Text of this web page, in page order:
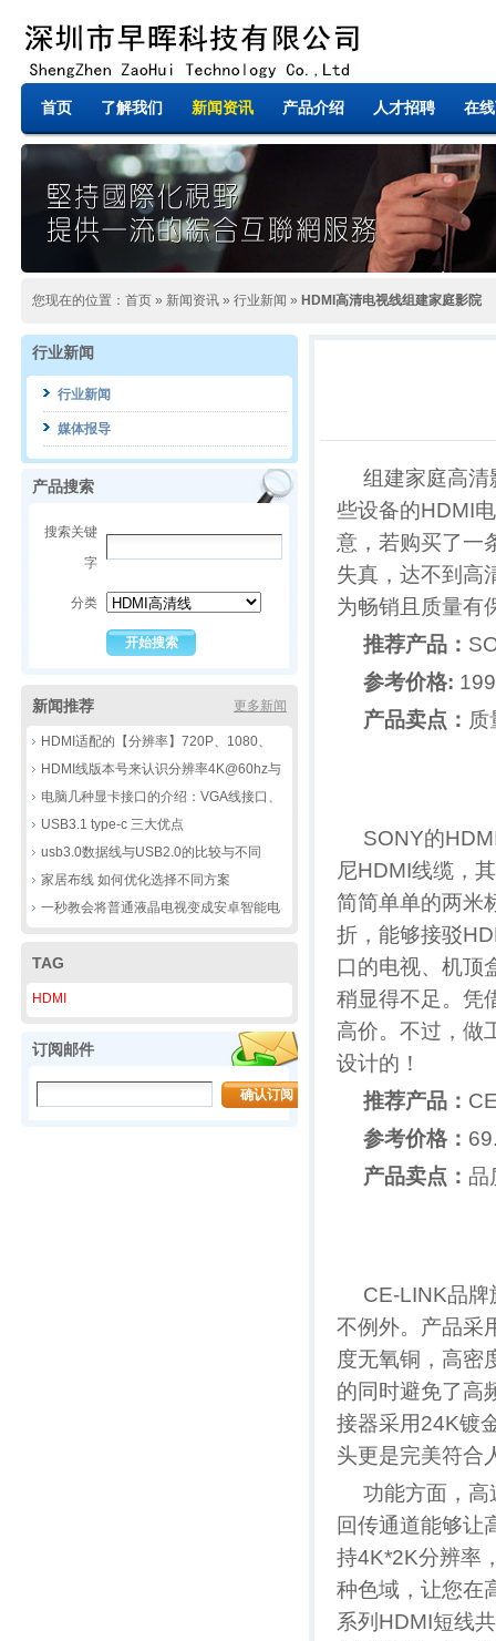
首页 了解我们 新闻资讯 产品介绍 人才招聘 在
您现在的位置： 首页 » 新闻资讯 » 行业新闻 » HDMI高清电视线组建家庭影院
行业新闻
行业新闻
媒体报导
产品搜索
搜索关键
字
分类
新闻推荐 更多新闻
HDMI适配的【分辨率】720P、1080、
4K，8k到底有那些不同
HDMI线版本号来认识分辨率4K@60hz与
30HZ的区别
电脑几种显卡接口的介绍：VGA线接口、
DVI线接口、HDMI线接口、DP线接口
USB3.1 type-c 三大优点
usb3.0数据线与USB2.0的比较与不同
家居布线 如何优化选择不同方案
一秒教会将普通液晶电视变成安卓智能电
TAG
HDMI
订阅邮件
组建家庭高
些设备的HDMI
意，若购买了一
失真，达不到高
为畅销且质量有
推荐产品：
参考价格:
产品卖点： 质
SONY的
尼HDMI线缆，
简简单单的两米
折，能够接驳
口的电视、机顶
稍显得不足。凭
高价。不过，做
设计的！
推荐产品：
参考价格：
产品卖点： 品
CE-LINK品
不例外。产品采
度无氧铜，高密
的同时避免了高
接器采用24K镀
头更是完美符合
功能方面，
回传通道能够让
持4K*2K分辨率
种色域，让您在
系列HDMI短线